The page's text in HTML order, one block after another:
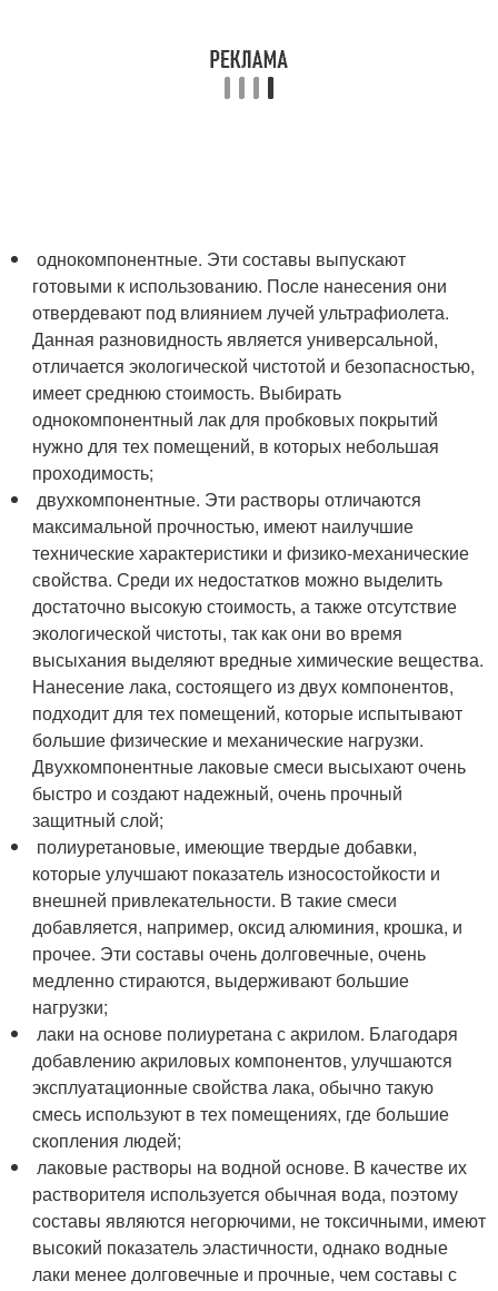
однокомпонентные. Эти составы выпускают
готовыми к использованию. После нанесения они
отвердевают под влиянием лучей ультрафиолета.
Данная разновидность является универсальной,
отличается экологической чистотой и безопасностью,
имеет среднюю стоимость. Выбирать
однокомпонентный лак для пробковых покрытий
нужно для тех помещений, в которых небольшая
проходимость;
двухкомпонентные. Эти растворы отличаются
максимальной прочностью, имеют наилучшие
технические характеристики и физико-механические
свойства. Среди их недостатков можно выделить
достаточно высокую стоимость, а также отсутствие
экологической чистоты, так как они во время
высыхания выделяют вредные химические вещества.
Нанесение лака, состоящего из двух компонентов,
подходит для тех помещений, которые испытывают
большие физические и механические нагрузки.
Двухкомпонентные лаковые смеси высыхают очень
быстро и создают надежный, очень прочный
защитный слой;
полиуретановые, имеющие твердые добавки,
которые улучшают показатель износостойкости и
внешней привлекательности. В такие смеси
добавляется, например, оксид алюминия, крошка, и
прочее. Эти составы очень долговечные, очень
медленно стираются, выдерживают большие
нагрузки;
лаки на основе полиуретана с акрилом. Благодаря
добавлению акриловых компонентов, улучшаются
эксплуатационные свойства лака, обычно такую
смесь используют в тех помещениях, где большие
скопления людей;
лаковые растворы на водной основе. В качестве их
растворителя используется обычная вода, поэтому
составы являются негорючими, не токсичными, имеют
высокий показатель эластичности, однако водные
лаки менее долговечные и прочные, чем составы с